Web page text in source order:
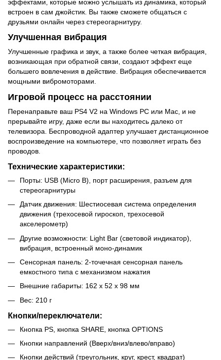
эффектами, которые можно услышать из динамика, который
встроен в сам джойстик. Вы также сможете общаться с
друзьями онлайн через стереогарнитуру.
Улучшенная вибрация
Улучшенные графика и звук, а также более четкая вибрация,
возникающая при обратной связи, создают эффект еще
большего вовлечения в действие. Вибрация обеспечивается
мощными вибромоторами.
Игровой процесс на расстоянии
Перенаправьте ваш PS4 V2 на Windows PC или Mac, и не
прерывайте игру, даже если вы находитесь далеко от
телевизора. Беспроводной адаптер улучшает дистанционное
воспроизведение на компьютере, что позволяет играть без
проводов.
Технические характеристики:
Порты: USB (Micro B), порт расширения, разъем для
стереогарнитуры
Датчик движения: Шестиосевая система определения
движения (трехосевой гироскоп, трехосевой
акселерометр)
Другие возможности: Light Bar (световой индикатор),
вибрация, встроенный моно-динамик
Сенсорная панель: 2-точечная сенсорная панель
емкостного типа с механизмом нажатия
Внешние габариты: 162 x 52 x 98 мм
Вес: 210 г
Кнопки/переключатели:
Кнопка PS, кнопка SHARE, кнопка OPTIONS
Кнопки направлений (Вверх/вниз/влево/вправо)
Кнопки действий (треугольник, круг, крест, квадрат)